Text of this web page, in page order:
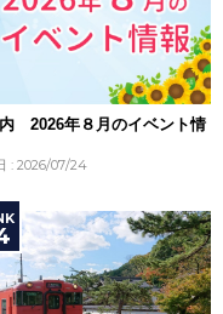
2026年８月のイベント情
: 2026/07/24